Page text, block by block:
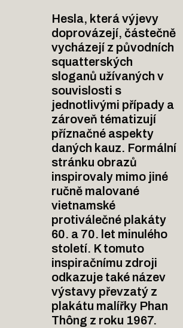
Hesla, která výjevy
doprovázejí, částečně
vycházejí z původních
squatterských
sloganů užívaných v
souvislosti s
jednotlivými případy a
zároveň tématizují
příznačné aspekty
daných kauz. Formální
stránku obrazů
inspirovaly mimo jiné
ručně malované
vietnamské
protiválečné plakáty
60. a 70. let minulého
století. K tomuto
inspiračnímu zdroji
odkazuje také název
výstavy převzatý z
plakátu malířky Phan
Thông z roku 1967.